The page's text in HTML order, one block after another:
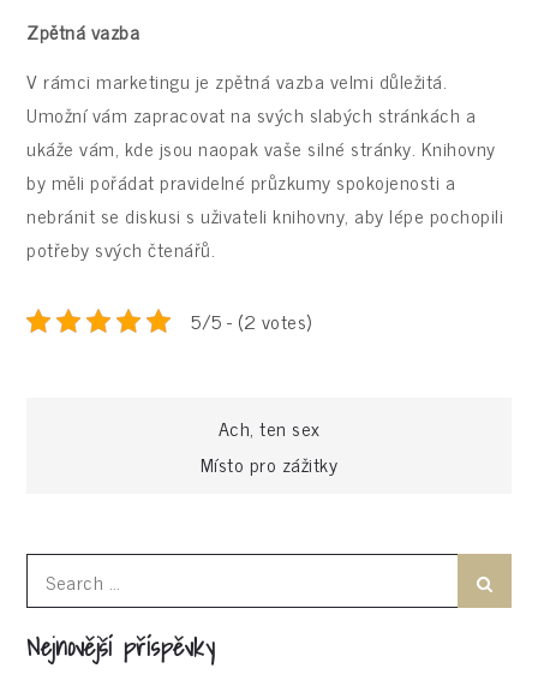
Zpětná vazba
V rámci marketingu je zpětná vazba velmi důležitá.
Umožní vám zapracovat na svých slabých stránkách a
ukáže vám, kde jsou naopak vaše silné stránky. Knihovny
by měli pořádat pravidelné průzkumy spokojenosti a
nebránit se diskusi s uživateli knihovny, aby lépe pochopili
potřeby svých čtenářů.
5/5 - (2 votes)
Navigace
příspěvek
Ach, ten sex
Místo pro zážitky
for:
Nejnovější příspěvky